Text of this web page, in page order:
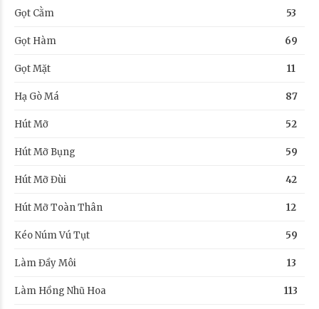
Gọt Cằm 53
Gọt Hàm 69
Gọt Mặt 11
Hạ Gò Má 87
Hút Mỡ 52
Hút Mỡ Bụng 59
Hút Mỡ Đùi 42
Hút Mỡ Toàn Thân 12
Kéo Núm Vú Tụt 59
Làm Đầy Môi 13
Làm Hồng Nhũ Hoa 113